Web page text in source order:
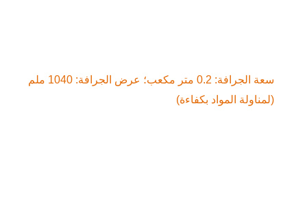
سعة الجرافة: 0.2 متر مكعب؛ عرض الجرافة: 1040 ملم
المواد بكفاءة)